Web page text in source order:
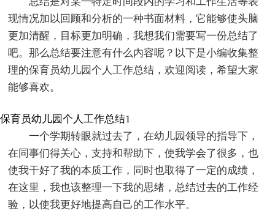
现情况加以回顾和分析的一种书面材料，它能够使头脑
更加清醒，目标更加明确，我想我们需要写一份总结了
吧。那么总结要注意有什么内容呢？以下是小编收集整
理的保育员幼儿园个人工作总结，欢迎阅读，希望大家
能够喜欢。
保育员幼儿园个人工作总结1
一个学期转眼就过去了，在幼儿园领导的指导下，
在同事们得关心，支持和帮助下，使我学会了很多，也
使我干好了我的本质工作，同时也取得了一定的成绩，
在这里，我也该整理一下我的思绪，总结过去的工作经
验，以使我更好地提高自己的工作水平。